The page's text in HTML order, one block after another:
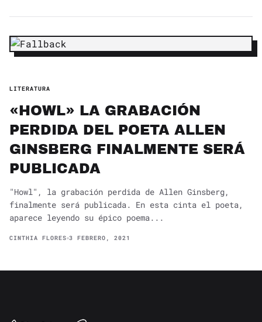
LITERATURA
«HOWL» LA GRABACIÓN
PERDIDA DEL POETA ALLEN
GINSBERG FINALMENTE SERÁ
PUBLICADA
"Howl", la grabación perdida de Allen Ginsberg,
finalmente será publicada. En esta cinta el poeta,
aparece leyendo su épico poema...
CINTHIA FLORES 3 FEBRERO, 2021